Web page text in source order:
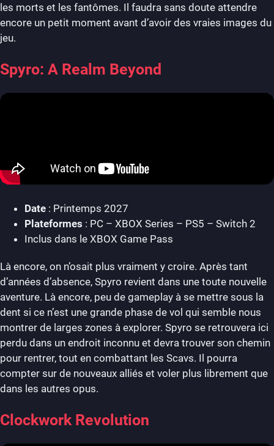
les morts et les fantômes. Il faudra sans doute attendre
encore un petit moment avant d’avoir des vraies images du
jeu.
Spyro: A Realm Beyond
Date : Printemps 2027
Plateformes : PC – XBOX Series – PS5 – Switch 2
Inclus dans le XBOX Game Pass
Là encore, on n’osait plus vraiment y croire. Après tant
d’années d’absence, Spyro revient dans une toute nouvelle
aventure. Là encore, peu de gameplay à se mettre sous la
dent si ce n’est une grande phase de vol qui semble nous
montrer de larges zones à explorer. Spyro se retrouvera ici
perdu dans un endroit inconnu et devra trouver son chemin
pour rentrer, tout en combattant les Scavs. Il pourra
compter sur de nouveaux alliés et voler plus librement que
dans les autres opus.
Clockwork Revolution